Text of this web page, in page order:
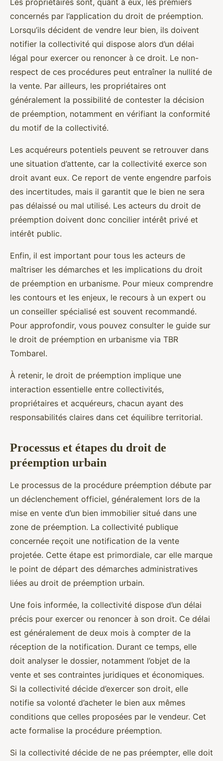
Les propriétaires sont, quant à eux, les premiers
concernés par l’application du droit de préemption.
Lorsqu’ils décident de vendre leur bien, ils doivent
notifier la collectivité qui dispose alors d’un délai
légal pour exercer ou renoncer à ce droit. Le non-
respect de ces procédures peut entraîner la nullité de
la vente. Par ailleurs, les propriétaires ont
généralement la possibilité de contester la décision
de préemption, notamment en vérifiant la conformité
du motif de la collectivité.
Les acquéreurs potentiels peuvent se retrouver dans
une situation d’attente, car la collectivité exerce son
droit avant eux. Ce report de vente engendre parfois
des incertitudes, mais il garantit que le bien ne sera
pas délaissé ou mal utilisé. Les acteurs du droit de
préemption doivent donc concilier intérêt privé et
intérêt public.
Enfin, il est important pour tous les acteurs de
maîtriser les démarches et les implications du droit
de préemption en urbanisme. Pour mieux comprendre
les contours et les enjeux, le recours à un expert ou
un conseiller spécialisé est souvent recommandé.
Pour approfondir, vous pouvez consulter le guide sur
le droit de préemption en urbanisme via TBR
Tombarel.
À retenir, le droit de préemption implique une
interaction essentielle entre collectivités,
propriétaires et acquéreurs, chacun ayant des
responsabilités claires dans cet équilibre territorial.
Processus et étapes du droit de
préemption urbain
Le processus de la procédure préemption débute par
un déclenchement officiel, généralement lors de la
mise en vente d’un bien immobilier situé dans une
zone de préemption. La collectivité publique
concernée reçoit une notification de la vente
projetée. Cette étape est primordiale, car elle marque
le point de départ des démarches administratives
liées au droit de préemption urbain.
Une fois informée, la collectivité dispose d’un délai
précis pour exercer ou renoncer à son droit. Ce délai
est généralement de deux mois à compter de la
réception de la notification. Durant ce temps, elle
doit analyser le dossier, notamment l’objet de la
vente et ses contraintes juridiques et économiques.
Si la collectivité décide d’exercer son droit, elle
notifie sa volonté d’acheter le bien aux mêmes
conditions que celles proposées par le vendeur. Cet
acte formalise la procédure préemption.
Si la collectivité décide de ne pas préempter, elle doit